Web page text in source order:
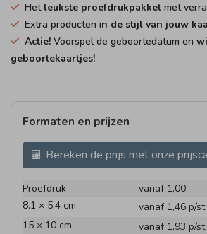
Het leukste proefdrukpakket met
Extra producten in de stijl van jouw
Actie! Voorspel de geboortedatum en
geboortekaartjes!
Formaten en prijzen
Bereken de prijs met onze
Proefdruk
vanaf 1,00
8.1 × 5.4 cm
vanaf 1,46 p/st
15 × 10 cm
vanaf 1,93 p/st